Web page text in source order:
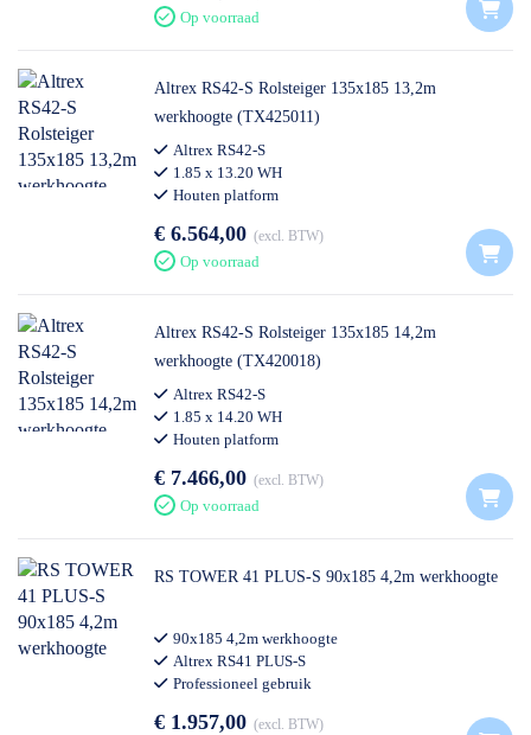
Op voorraad
Altrex RS42-S Rolsteiger 135x185 13,2m
werkhoogte (TX425011)
Altrex RS42-S
1.85 x 13.20 WH
Houten platform
€ 6.564,00 excl. BTW
Op voorraad
Altrex RS42-S Rolsteiger 135x185 14,2m
werkhoogte (TX420018)
Altrex RS42-S
1.85 x 14.20 WH
Houten platform
€ 7.466,00 excl. BTW
Op voorraad
RS TOWER 41 PLUS-S 90x185 4,2m werkhoogte
90x185 4,2m werkhoogte
Altrex RS41 PLUS-S
Professioneel gebruik
€ 1.957,00 excl. BTW